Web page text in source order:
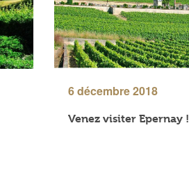
6 décembre 2018
Venez visiter Epernay !